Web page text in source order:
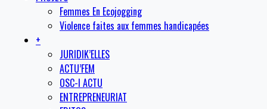
Femmes En Ecojogging
Violence faites aux femmes handicapées
+
JURIDIK’ELLES
ACTU’FEM
OSC-I ACTU
ENTREPRENEURIAT